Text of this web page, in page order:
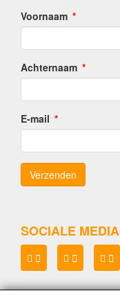
Voornaam
Achternaam
E-mail
SOCIALE MEDIA